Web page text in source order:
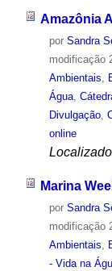
Amazônia
por Sandra
modificação
Ambientais
Água,
Divulgação,
online
Marina
por Sandra
modificação
Ambientais,
- Vida na